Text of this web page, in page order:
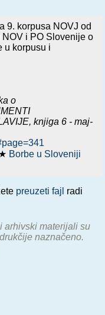
9. korpusa NOVJ od
i PO Slovenije o
u korpusu i
o
knjiga 6 - maj-
Borbe u Sloveniji
preuzeti fajl radi
arhivski materijali su
naznačeno.